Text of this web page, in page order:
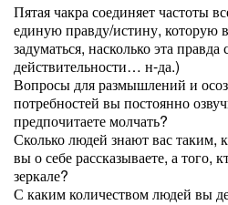
Пятая чакра соединяет частоты
единую правду/истину, которую
задуматься, насколько эта правда
действительности… н-да.)
Вопросы для размышлений и
потребностей вы постоянно
предпочитаете молчать?
Сколько людей знают вас таким,
вы о себе рассказываете, а того,
зеркале?
С каким количеством людей вы